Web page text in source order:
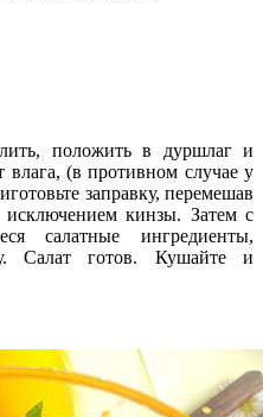
положить в дуршлаг и
влага, (в противном случае у
заправку, перемешав
кинзы. Затем с
салатные ингредиенты,
Салат готов. Кушайте и